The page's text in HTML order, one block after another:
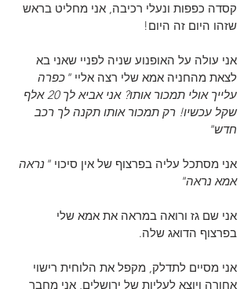
קסדה כפפות ונעלי רכיבה, אני מחליט בראש
שזהו היום זה היום!
אני עולה על האופנוע שניה לפניי שאני בא
לצאת מהחניה אמא שלי רצה אליי "כפרה
עלייך אולי תמכור אותו? אני אביא לך 20 אלף
שקל עכשיו! רק תמכור אותו תקנה לך רכב
חדש"
אני מסתכל עליה בפרצוף של אין סיכוי "נראה
אמא נראה"
אני שם גז ורואה במראה את אמא שלי
בפרצוף הדואג שלה.
אני מסיים לתדלק, מקפל את הלוחית רישוי
אחורה ויוצא לעליות של ירושלים, אני מחבר